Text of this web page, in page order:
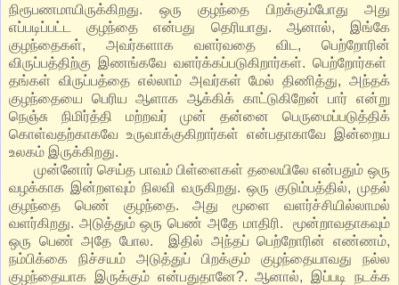
நிரூபணமாயிருக்கிறது. ஒரு குழந்தை பிறக்கும்போது அது
எப்படிப்பட்ட குழந்தை என்பது தெரியாது. ஆனால், இங்கே
குழந்தைகள், அவர்களாக வளர்வதை விட, பெற்றோரின்
விருப்பத்திற்கு இணங்கவே வளர்க்கப்படுகிறார்கள். பெற்றோர்கள்
தங்கள் விருப்பத்தை எல்லாம் அவர்கள் மேல் திணித்து, அந்தக்
குழந்தையை பெரிய ஆளாக ஆக்கிக் காட்டுகிறேன் பார் என்று
நெஞ்சு நிமிர்த்தி மற்றவர் முன் தன்னை பெருமைப்படுத்திக்
கொள்வதற்காகவே உருவாக்குகிறார்கள் என்பதாகாவே இன்றைய
உலகம் இருக்கிறது.
முன்னோர் செய்த பாவம் பிள்ளைகள் தலையிலே என்பதும் ஒரு
வழக்காக இன்றளவும் நிலவி வருகிறது. ஒரு குடும்பத்தில், முதல்
குழந்தை பெண் குழந்தை. அது மூளை வளர்ச்சியில்லாமல்
வளர்கிறது. அடுத்தும் ஒரு பெண் அதே மாதிரி. மூன்றாவதாகவும்
ஒரு பெண் அதே போல. இதில் அந்தப் பெற்றோரின் எண்ணம்,
நம்பிக்கை நிச்சயம் அடுத்துப் பிறக்கும் குழந்தையாவது நல்ல
குழந்தையாக இருக்கும் என்பதுதானே?. ஆனால், இப்படி நடக்க